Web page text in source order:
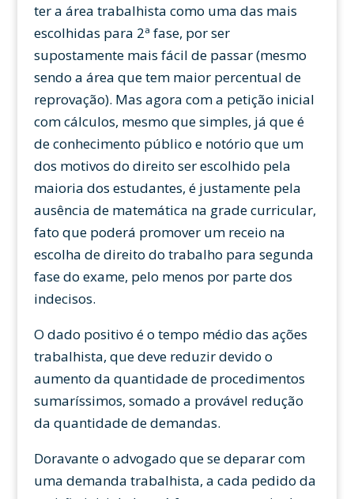
ter a área trabalhista como uma das mais
escolhidas para 2ª fase, por ser
supostamente mais fácil de passar (mesmo
sendo a área que tem maior percentual de
reprovação). Mas agora com a petição inicial
com cálculos, mesmo que simples, já que é
de conhecimento público e notório que um
dos motivos do direito ser escolhido pela
maioria dos estudantes, é justamente pela
ausência de matemática na grade curricular,
fato que poderá promover um receio na
escolha de direito do trabalho para segunda
fase do exame, pelo menos por parte dos
indecisos.
O dado positivo é o tempo médio das ações
trabalhista, que deve reduzir devido o
aumento da quantidade de procedimentos
sumaríssimos, somado a provável redução
da quantidade de demandas.
Doravante o advogado que se deparar com
uma demanda trabalhista, a cada pedido da